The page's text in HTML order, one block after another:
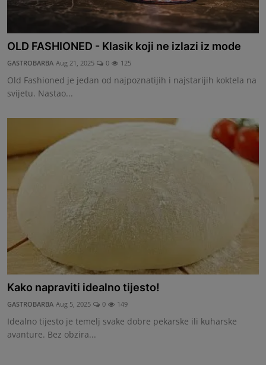
OLD FASHIONED - Klasik koji ne izlazi iz mode
GASTROBARBA Aug 21, 2025 0 125
Old Fashioned je jedan od najpoznatijih i najstarijih koktela na
svijetu. Nastao...
Kako napraviti idealno tijesto!
GASTROBARBA Aug 5, 2025 0 149
Idealno tijesto je temelj svake dobre pekarske ili kuharske
avanture. Bez obzira...